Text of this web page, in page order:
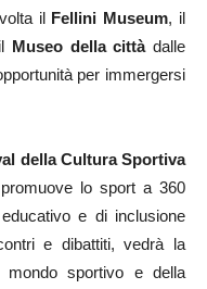
il Fellini Museum, il
Museo della cittàdalle
per immergersi
della Cultura Sportiva
lo sport a 360
e di inclusione
e dibattiti, vedrà la
mondo sportivo e della